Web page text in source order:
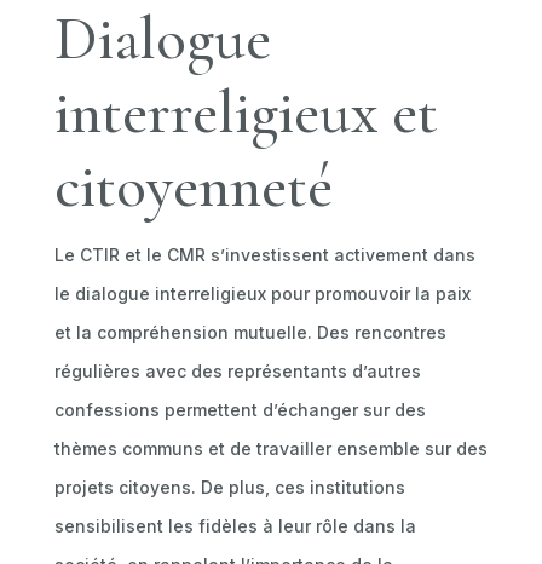
Dialogue
interreligieux et
citoyenneté
Le CTIR et le CMR s’investissent activement dans
le dialogue interreligieux pour promouvoir la paix
et la compréhension mutuelle. Des rencontres
régulières avec des représentants d’autres
confessions permettent d’échanger sur des
thèmes communs et de travailler ensemble sur des
projets citoyens. De plus, ces institutions
sensibilisent les fidèles à leur rôle dans la